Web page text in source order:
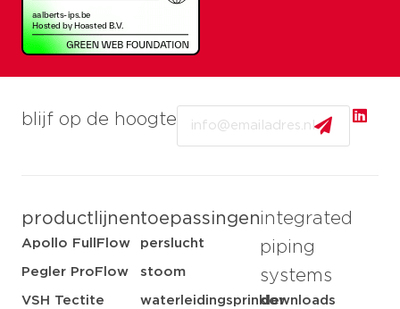
blijf op de hoogte
productlijnen
Apollo FullFlow
Pegler ProFlow
VSH Tectite
toepassingen
perslucht
stoom
waterleidingsprinkler
integrated
piping
systems
downloads